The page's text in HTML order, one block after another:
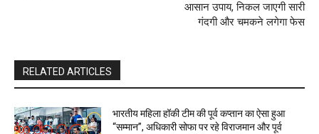
आसान उपाय, निकल जाएगी सारी
गंदगी और चमकने लगेगा फेस
RELATED ARTICLES
भारतीय महिला हॉकी टीम की पूर्व कप्तान का ऐसा हुआ
“सम्मान”, अधिकारी सोफा पर रहे विराजमान और पूर्व